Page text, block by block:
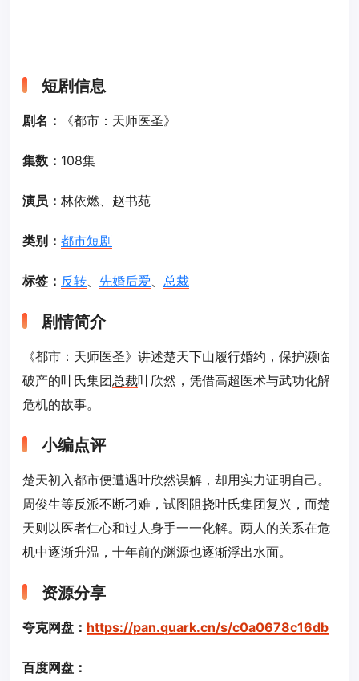
短剧信息
剧名： 《都市：天师医圣》
集数： 108集
演员： 林依燃、赵书苑
类别： 都市短剧
标签： 反转、 先婚后爱、 总裁
剧情简介
《都市：天师医圣》讲述楚天下山履行婚约，保护濒临
破产的叶氏集团总裁叶欣然，凭借高超医术与武功化解
危机的故事。
小编点评
楚天初入都市便遭遇叶欣然误解，却用实力证明自己。
周俊生等反派不断刁难，试图阻挠叶氏集团复兴，而楚
天则以医者仁心和过人身手一一化解。两人的关系在危
机中逐渐升温，十年前的渊源也逐渐浮出水面。
资源分享
夸克网盘： https://pan.quark.cn/s/c0a0678c16db
百度网盘：